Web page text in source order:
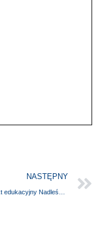
NASTĘPNY